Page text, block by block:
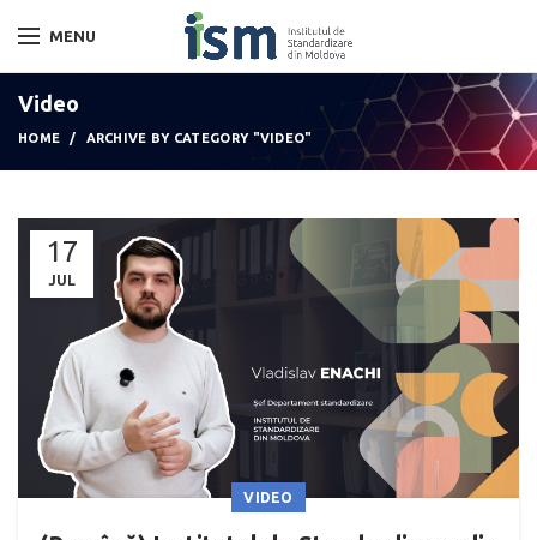
MENU
Video
HOME ARCHIVE BY CATEGORY "VIDEO"
17
JUL
VIDEO